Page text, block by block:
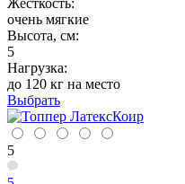
очень мягкие
Высота, см:
5
Нагрузка:
до 120 кг на место
Выбрать
5